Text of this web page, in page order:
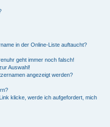
in der Online-Liste auftaucht?
geht immer noch falsch!
Auswahl!
angezeigt werden?
klicke, werde ich aufgefordert, mich